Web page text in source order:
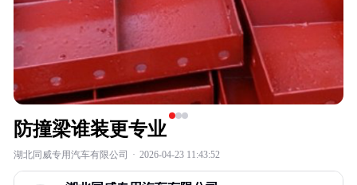
防撞梁谁装更专业
湖北同威专用汽车有限公司 · 2026-04-23 11:43:52